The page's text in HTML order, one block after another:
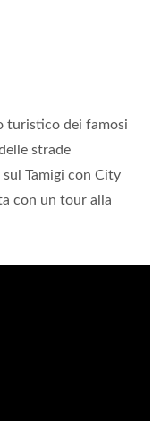
turistico dei famosi
strade
Tamigi con City
con un tour alla